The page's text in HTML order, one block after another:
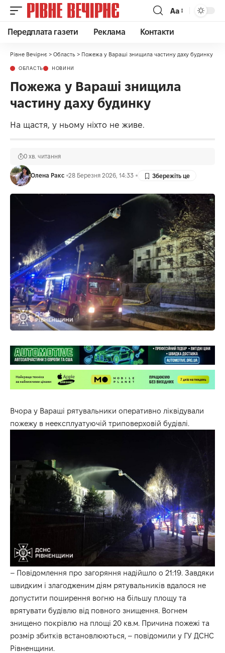
Аа
Передплата газети Реклама Контакти
Рівне Вечірнє > Область > Пожежа у Вараші знищила частину даху будинку
ОБЛАСТЬ НОВИНИ
Пожежа у Вараші знищила
частину даху будинку
На щастя, у ньому ніхто не живе.
Олена Ракс 28 Березня 2026, 14:33
0 хв. читання
Вчора у Вараші рятувальники оперативно ліквідували
пожежу в неексплуатуючій триповерховій будівлі.
– Повідомлення про загоряння надійшло о 21:19. Завдяки
швидким і злагодженим діям рятувальників вдалося не
допустити поширення вогню на більшу площу та
врятувати будівлю від повного знищення. Вогнем
знищено покрівлю на площі 20 кв.м. Причина пожежі та
розмір збитків встановлюються, – повідомили у ГУ ДСНС
Рівненщини.